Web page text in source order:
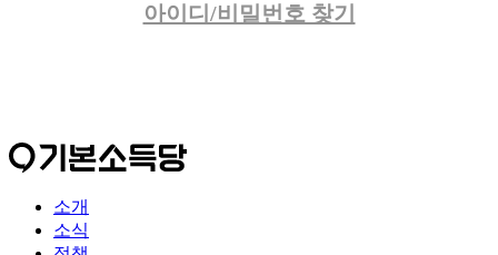
아이디/비밀번호 찾기
소개
소식